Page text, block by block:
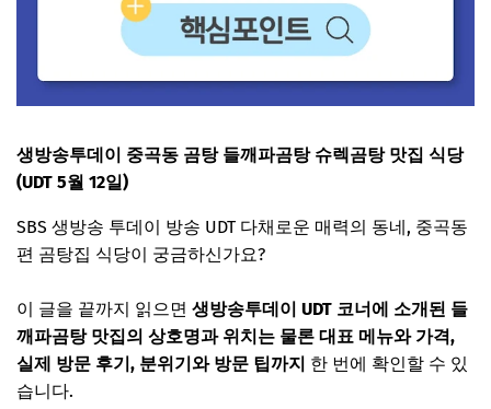
생방송투데이 중곡동 곰탕 들깨파곰탕 슈렉곰탕 맛집 식당
(UDT 5월 12일)
SBS 생방송 투데이 방송 UDT 다채로운 매력의 동네, 중곡동
편 곰탕집 식당이 궁금하신가요?
이 글을 끝까지 읽으면 생방송투데이 UDT 코너에 소개된 들
깨파곰탕 맛집의 상호명과 위치는 물론 대표 메뉴와 가격,
실제 방문 후기, 분위기와 방문 팁까지 한 번에 확인할 수 있
습니다.